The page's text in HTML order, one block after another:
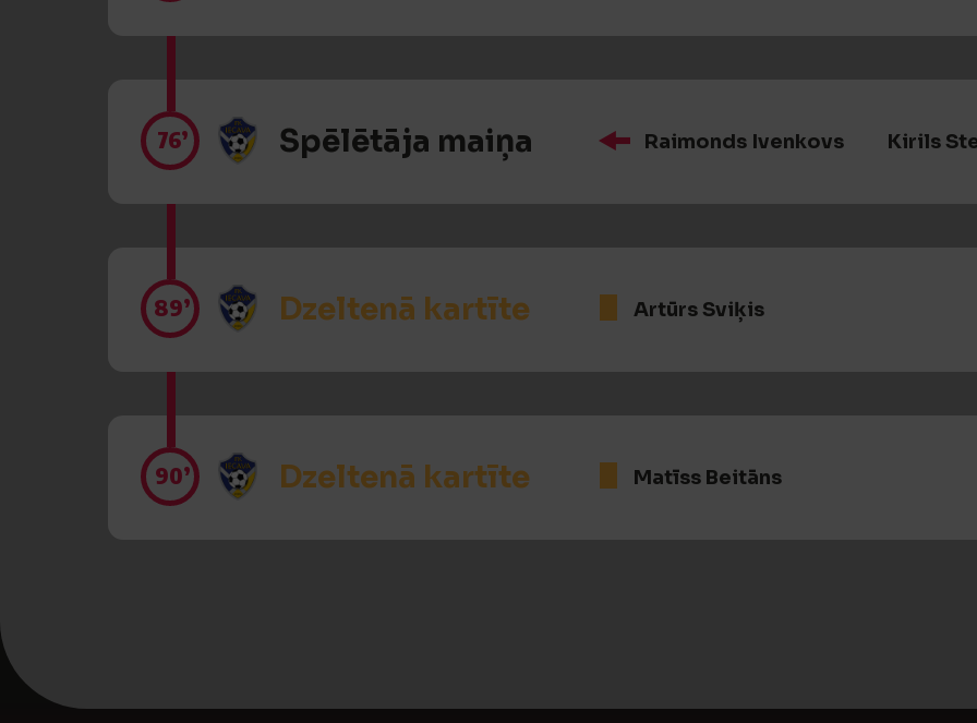
76’ Spēlētāja maiņa Raimonds Ivenkovs Kirils
89’ Dzeltenā kartīte Artūrs Sviķis
90’ Dzeltenā kartīte Matīss Beitāns